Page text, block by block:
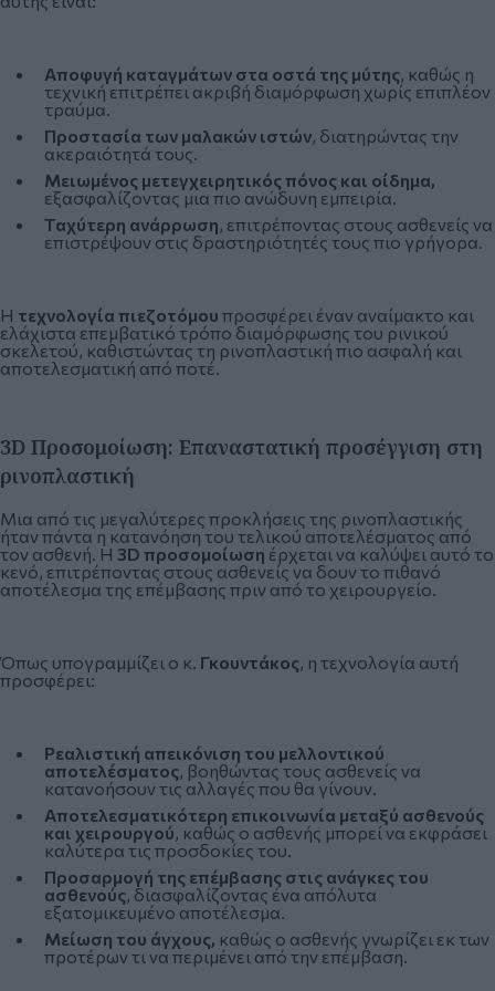
Αποφυγή καταγμάτων στα οστά της μύτης , καθώς η
τεχνική επιτρέπει ακριβή διαμόρφωση χωρίς επιπλέον
τραύμα.
Προστασία των μαλακών ιστών , διατηρώντας την
ακεραιότητά τους.
Μειωμένος μετεγχειρητικός πόνος και οίδημα,
εξασφαλίζοντας μια πιο ανώδυνη εμπειρία.
Ταχύτερη ανάρρωση , επιτρέποντας στους ασθενείς να
επιστρέψουν στις δραστηριότητές τους πιο γρήγορα.
Η τεχνολογία πιεζοτόμου προσφέρει έναν αναίμακτο και
ελάχιστα επεμβατικό τρόπο διαμόρφωσης του ρινικού
σκελετού, καθιστώντας τη ρινοπλαστική πιο ασφαλή και
αποτελεσματική από ποτέ.
3D Προσομοίωση: Επαναστατική προσέγγιση στη
ρινοπλαστική
Μια από τις μεγαλύτερες προκλήσεις της ρινοπλαστικής
ήταν πάντα η κατανόηση του τελικού αποτελέσματος από
τον ασθενή. Η 3D προσομοίωση έρχεται να καλύψει αυτό το
κενό, επιτρέποντας στους ασθενείς να δουν το πιθανό
αποτέλεσμα της επέμβασης πριν από το χειρουργείο.
Όπως υπογραμμίζει ο κ. Γκουντάκος, η τεχνολογία αυτή
προσφέρει:
Ρεαλιστική απεικόνιση του μελλοντικού
αποτελέσματος, βοηθώντας τους ασθενείς να
κατανοήσουν τις αλλαγές που θα γίνουν.
Αποτελεσματικότερη επικοινωνία μεταξύ ασθενούς
και χειρουργού, καθώς ο ασθενής μπορεί να εκφράσει
καλύτερα τις προσδοκίες του.
Προσαρμογή της επέμβασης στις ανάγκες του
ασθενούς, διασφαλίζοντας ένα απόλυτα
εξατομικευμένο αποτέλεσμα.
Μείωση του άγχους, καθώς ο ασθενής γνωρίζει εκ των
προτέρων τι να περιμένει από την επέμβαση.